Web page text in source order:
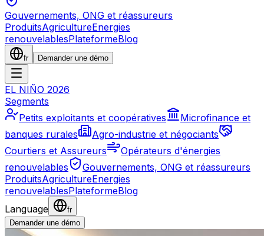
Gouvernements, ONG et réassureurs
ProduitsAgricultureEnergies
renouvelablesPlateformeBlog
fr Demander une démo
EL NIÑO 2026
Segments
Petits exploitants et coopératives
Microfinance et
banques rurales
Agro-industrie et négociants
Courtiers et Assureurs
Opérateurs d'énergies
renouvelables
Gouvernements, ONG et réassureurs
ProduitsAgricultureEnergies
renouvelablesPlateformeBlog
Language
fr
Demander une démo